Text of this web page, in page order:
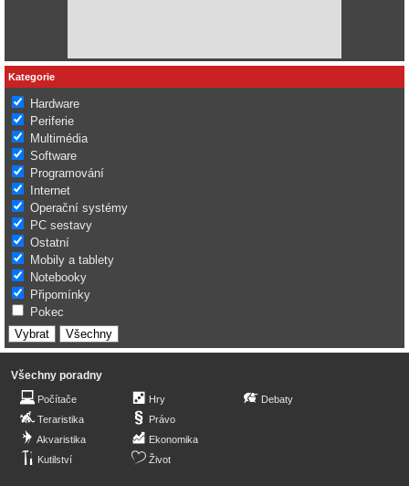
Kategorie
Hardware
Periferie
Multimédia
Software
Programování
Internet
Operační systémy
PC sestavy
Ostatní
Mobily a tablety
Notebooky
Připomínky
Pokec
Všechny poradny
Počítače
Teraristika
Akvaristika
Kutilství
Hry
Právo
Ekonomika
Život
Debaty